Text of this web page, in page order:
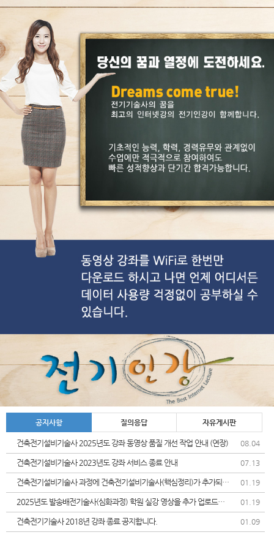
공지사항 질의응답 자유게시판
건축전기설비기술사 2025년도 강좌 동영상 품질 개선 작업 안내 (연장) 08.04
건축전기설비기술사 2023년도 강좌 서비스 종료 안내 07.13
건축전기설비기술사 과정에 건축전기설비기술사(핵심정리)가 추가되었
습니다.
01.19
2025년도 발송배전기술사(심화과정) 학원 실강 영상을 추가 업로드및
가격인상 안내드립니다.
01.19
건축전기기술사 2018년 강좌 종료 공지합니다. 01.09